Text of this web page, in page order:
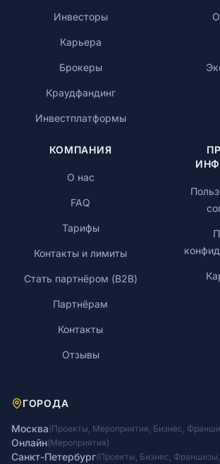
Инвесторы
Карьера
Брокеры
Краудфандинг
Инвестплатформы
КОМПАНИЯ
О нас
FAQ
Тарифы
Контакты и лимиты
Стать партнёром (B2B)
Партнёрам
Контакты
Отзывы
ГОРОДА
Москва(Проекты, Мероприятия, Бизнес,
Онлайн(Мероприятия)
Санкт-Петербург(Проекты, Бизнес, Франшизы,